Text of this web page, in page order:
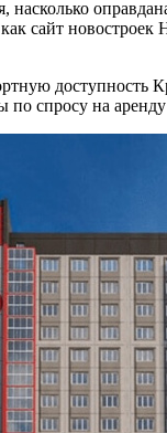
сайт новостроек
доступность
спросу на